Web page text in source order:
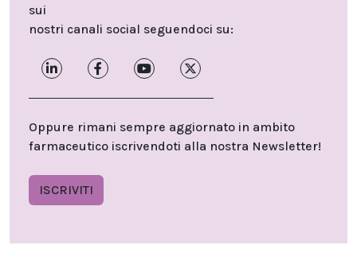
sui
nostri canali social seguendoci su:
Oppure rimani sempre aggiornato in ambito
farmaceutico iscrivendoti alla nostra Newsletter!
ISCRIVITI